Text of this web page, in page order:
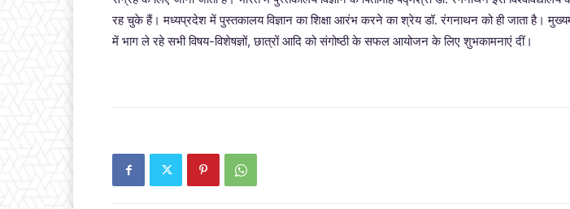
रह चुके हैं। मध्यप्रदेश में पुस्तकालय विज्ञान का शिक्षा आरंभ करने का श्रेय डॉ. रंगनाथन को ही जाता है।
में भाग ले रहे सभी विषय-विशेषज्ञों, छात्रों आदि को संगोष्ठी के सफल आयोजन के लिए शुभकामनाएं दीं।